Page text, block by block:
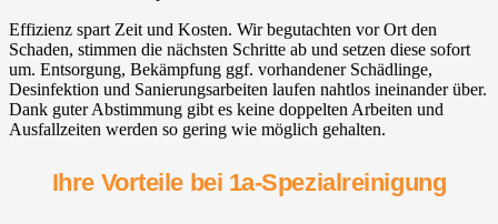
Effizienz spart Zeit und Kosten. Wir begutachten vor Ort den
Schaden, stimmen die nächsten Schritte ab und setzen diese sofort
um. Entsorgung, Bekämpfung ggf. vorhandener Schädlinge,
Desinfektion und Sanierungsarbeiten laufen nahtlos ineinander über.
Dank guter Abstimmung gibt es keine doppelten Arbeiten und
Ausfallzeiten werden so gering wie möglich gehalten.
Ihre Vorteile bei 1a-Spezialreinigung